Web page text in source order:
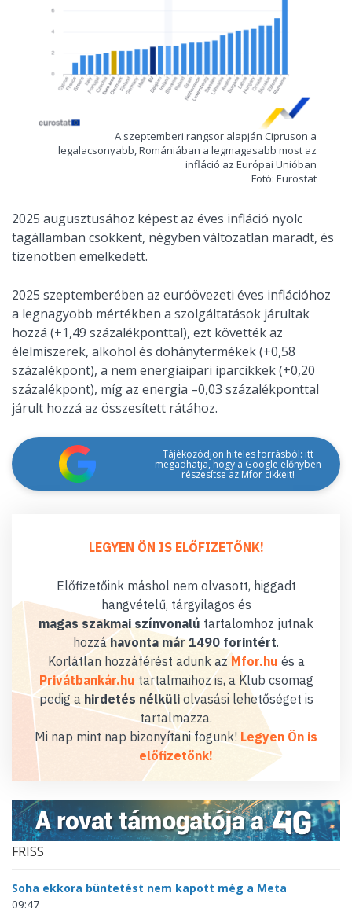
A szeptemberi rangsor alapján Cipruson a
legalacsonyabb, Romániában a legmagasabb most az
infláció az Európai Unióban
Fotó: Eurostat
2025 augusztusához képest az éves infláció nyolc
tagállamban csökkent, négyben változatlan maradt, és
tizenötben emelkedett.
2025 szeptemberében az euróövezeti éves inflációhoz
a legnagyobb mértékben a szolgáltatások járultak
hozzá (+1,49 százalékponttal), ezt követték az
élelmiszerek, alkohol és dohánytermékek (+0,58
százalékpont), a nem energiaipari iparcikkek (+0,20
százalékpont), míg az energia –0,03 százalékponttal
járult hozzá az összesített rátához.
Tájékozódjon hiteles forrásból: itt
megadhatja, hogy a Google előnyben
részesítse az Mfor cikkeit!
LEGYEN ÖN IS ELŐFIZETŐNK!
Előfizetőink máshol nem olvasott, higgadt
hangvételű, tárgyilagos és
magas szakmai színvonalú tartalomhoz jutnak
hozzáhavonta már 1490 forintért.
Korlátlan hozzáférést adunk az Mfor.hu és a
Privátbankár.hu tartalmaihoz is, a Klub csomag
pedig a hirdetés nélküliolvasási lehetőséget is
tartalmazza.
Mi nap mint nap bizonyítani fogunk! Legyen Ön is
előfizetőnk!
FRISS
Soha ekkora büntetést nem kapott még a Meta
09:47